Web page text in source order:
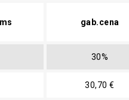
gab.cena
30%
30,70 €